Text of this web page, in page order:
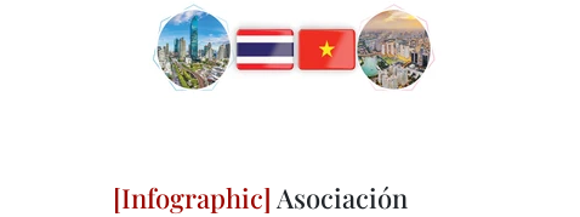
Asociación